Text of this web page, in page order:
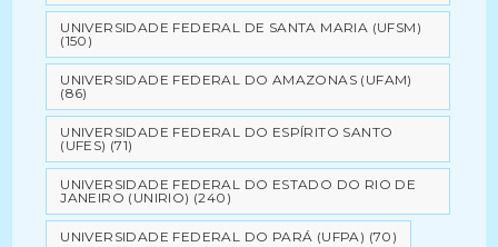
UNIVERSIDADE FEDERAL DE SANTA MARIA (UFSM)
(150)
UNIVERSIDADE FEDERAL DO AMAZONAS (UFAM)
(86)
UNIVERSIDADE FEDERAL DO ESPÍRITO SANTO
(UFES) (71)
UNIVERSIDADE FEDERAL DO ESTADO DO RIO DE
JANEIRO (UNIRIO) (240)
UNIVERSIDADE FEDERAL DO PARÁ (UFPA) (70)